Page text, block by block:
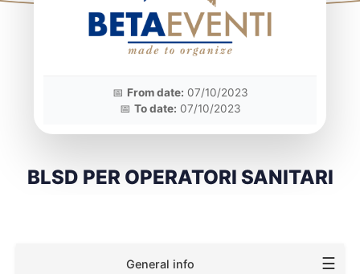
📅 From date: 07/10/2023
📅 To date: 07/10/2023
BLSD PER OPERATORI SANITARI
☰
General info